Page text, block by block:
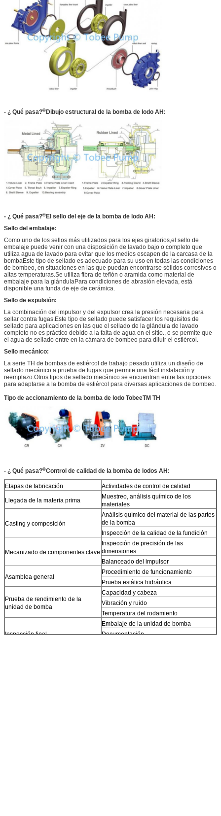
- ¿ Qué pasa?® Dibujo estructural de la bomba de lodo AH:
- ¿ Qué pasa?® El sello del eje de la bomba de lodo AH:
Sello del embalaje:
Como uno de los sellos más utilizados para los ejes giratorios,el sello de
embalaje puede venir con una disposición de lavado bajo o completo que
utiliza agua de lavado para evitar que los medios escapen de la carcasa de la
bombaEste tipo de sellado es adecuado para su uso en todas las condiciones
de bombeo, en situaciones en las que puedan encontrarse sólidos corrosivos o
altas temperaturas.Se utiliza fibra de teflón o aramida como material de
embalaje para la glándulaPara condiciones de abrasión elevada, está
disponible una funda de eje de cerámica.
Sello de expulsión:
La combinación del impulsor y del expulsor crea la presión necesaria para
sellar contra fugas.Este tipo de sellado puede satisfacer los requisitos de
sellado para aplicaciones en las que el sellado de la glándula de lavado
completo no es práctico debido a la falta de agua en el sitio., o se permite que
el agua de sellado entre en la cámara de bombeo para diluir el estiércol.
Sello mecánico:
La serie TH de bombas de estiércol de trabajo pesado utiliza un diseño de
sellado mecánico a prueba de fugas que permite una fácil instalación y
reemplazo.Otros tipos de sellado mecánico se encuentran entre las opciones
para adaptarse a la bomba de estiércol para diversas aplicaciones de bombeo.
Tipo de accionamiento de la bomba de lodo TobeeTM TH
- ¿ Qué pasa?®Control de calidad de la bomba de lodos AH:
Etapas de fabricación Actividades de control de calidad
Llegada de la materia prima
Muestreo, análisis químico de los
materiales
Casting y composición
Análisis químico del material de las partes
de la bomba
Inspección de la calidad de la fundición
Mecanizado de componentes clave
Inspección de precisión de las
dimensiones
Balanceado del impulsor
Asamblea general
Procedimiento de funcionamiento
Prueba estática hidráulica
Prueba de rendimiento de la
unidad de bomba
Capacidad y cabeza
Vibración y ruido
Temperatura del rodamiento
Inspección final
Embalaje de la unidad de bomba
Documentación